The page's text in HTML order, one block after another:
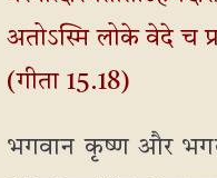
अतोऽस्मि लोके वेदे च
(गीता 15.18)
भगवान कृष्ण और